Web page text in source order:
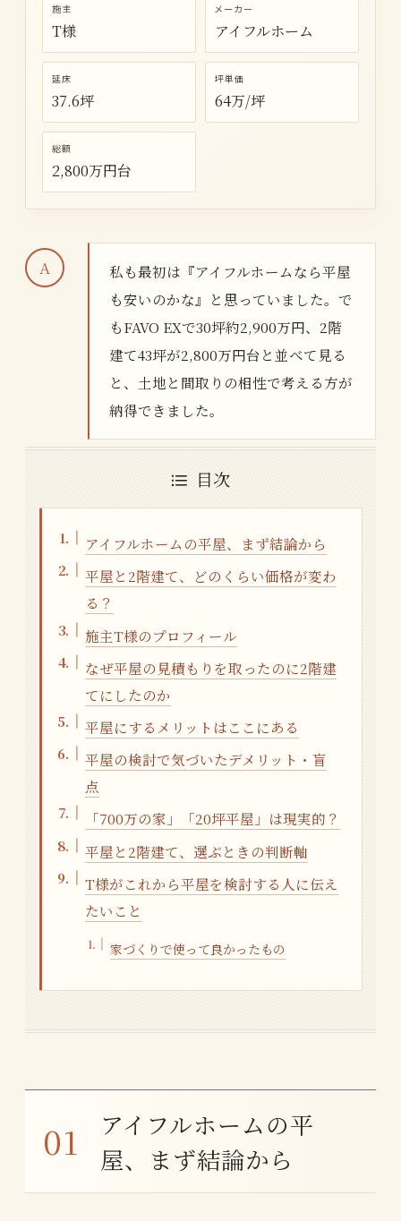
施主
T様
メーカー
アイフルホーム
延床
37.6坪
坪単価
64万/坪
総額
2,800万円台
私も最初は『アイフルホームなら平屋
も安いのかな』と思っていました。で
もFAVO EXで30坪約2,900万円、2階
建て43坪が2,800万円台と並べて見る
と、土地と間取りの相性で考える方が
納得できました。
目次
アイフルホームの平屋、まず結論から
平屋と2階建て、どのくらい価格が変わ
る？
施主T様のプロフィール
なぜ平屋の見積もりを取ったのに2階建
てにしたのか
平屋にするメリットはここにある
平屋の検討で気づいたデメリット・盲
点
「700万の家」「20坪平屋」は現実的？
平屋と2階建て、選ぶときの判断軸
T様がこれから平屋を検討する人に伝え
たいこと
家づくりで使って良かったもの
アイフルホームの平
屋、まず結論から